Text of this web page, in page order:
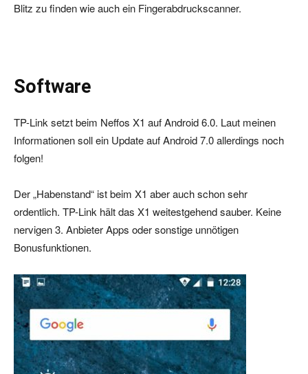
Blitz zu finden wie auch ein Fingerabdruckscanner.
Software
TP-Link setzt beim Neffos X1 auf Android 6.0. Laut meinen
Informationen soll ein Update auf Android 7.0 allerdings noch
folgen!
Der „Habenstand“ ist beim X1 aber auch schon sehr
ordentlich. TP-Link hält das X1 weitestgehend sauber. Keine
nervigen 3. Anbieter Apps oder sonstige unnötigen
Bonusfunktionen.